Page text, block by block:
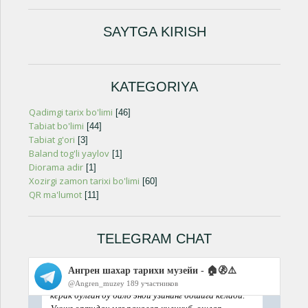
SAYTGA KIRISH
KATEGORIYA
Qadimgi tarix bo'limi [46]
Tabiat bo'limi [44]
Tabiat g'ori [3]
Baland tog'li yaylov [1]
Diorama adir [1]
Xozirgi zamon tarixi bo'limi [60]
QR ma'lumot [11]
TELEGRAM CHAT